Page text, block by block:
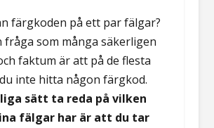
färgkoden på ett par fälgar?
fråga som många säkerligen
faktum är att på de flesta
inte hitta någon färgkod.
sätt ta reda på vilken
fälgar har är att du tar